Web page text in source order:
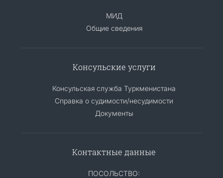
МИД
Общие сведения
Консульские услуги
Консульская служба Туркменистана
Справка о судимости/несудимости
Документы
Контактные данные
ПОСОЛЬСТВО: